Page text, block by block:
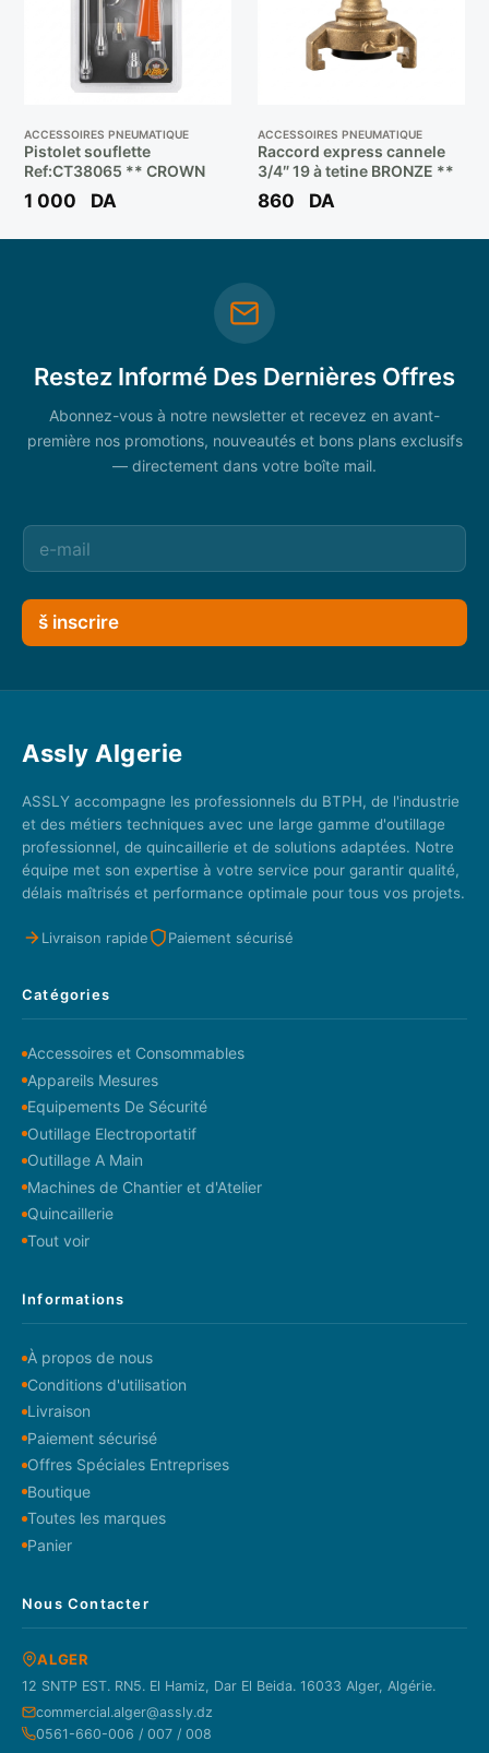
ACCESSOIRES PNEUMATIQUE
Pistolet souflette
Ref:CT38065 ** CROWN
1 000 DA
ACCESSOIRES PNEUMATIQUE
Raccord express cannele
3/4″ 19 à tetine BRONZE **
860 DA
Restez Informé Des Dernières Offres
Abonnez-vous à notre newsletter et recevez en avant-
première nos promotions, nouveautés et bons plans exclusifs
— directement dans votre boîte mail.
š inscrire
Assly Algerie
ASSLY accompagne les professionnels du BTPH, de l'industrie
et des métiers techniques avec une large gamme d'outillage
professionnel, de quincaillerie et de solutions adaptées. Notre
équipe met son expertise à votre service pour garantir qualité,
délais maîtrisés et performance optimale pour tous vos projets.
Livraison rapide Paiement sécurisé
Catégories
Accessoires et Consommables
Appareils Mesures
Equipements De Sécurité
Outillage Electroportatif
Outillage A Main
Machines de Chantier et d'Atelier
Quincaillerie
Tout voir
Informations
À propos de nous
Conditions d'utilisation
Livraison
Paiement sécurisé
Offres Spéciales Entreprises
Boutique
Toutes les marques
Panier
Nous Contacter
ALGER
12 SNTP EST. RN5. El Hamiz, Dar El Beida. 16033 Alger, Algérie.
commercial.alger@assly.dz
0561-660-006 / 007 / 008